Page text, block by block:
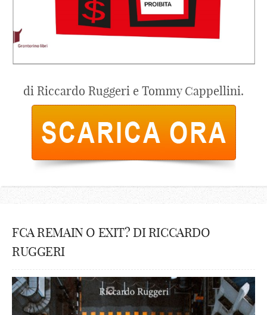
di Riccardo Ruggeri e Tommy Cappellini.
FCA REMAIN O EXIT? DI RICCARDO
RUGGERI